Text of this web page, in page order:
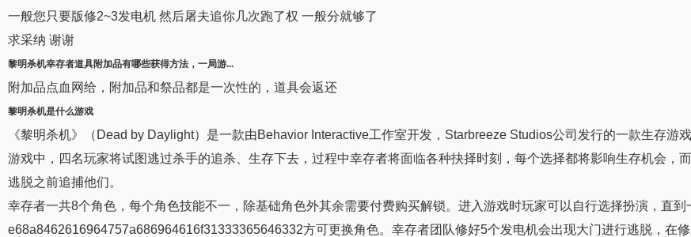
一般您只要版修2~3发电机 然后屠夫追你几次跑了权 一般分就够了
求采纳 谢谢
黎明杀机幸存者道具附加品有哪些获得方法，一局游...
附加品点血网给，附加品和祭品都是一次性的，道具会返还
黎明杀机是什么游戏
《黎明杀机》（Dead by Daylight）是一款由Behavior Interactive工作室开发，Starbreeze Studios公司发行的一款生存游
游戏中，四名玩家将试图逃过杀手的追杀、生存下去，过程中幸存者将面临各种抉择时刻，每个选择都将影响生存机会，
逃脱之前追捕他们。
幸存者一共8个角色，每个角色技能不一，除基础角色外其余需要付费购买解锁。进入游戏时玩家可以自行选择扮演，直到
e68a8462616964757a686964616f31333365646332方可更换角色。幸存者团队修好5个发电机会出现大门进行逃脱，在